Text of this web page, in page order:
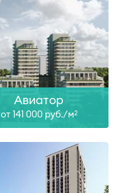
Авиатор
от 141 000 руб./м2